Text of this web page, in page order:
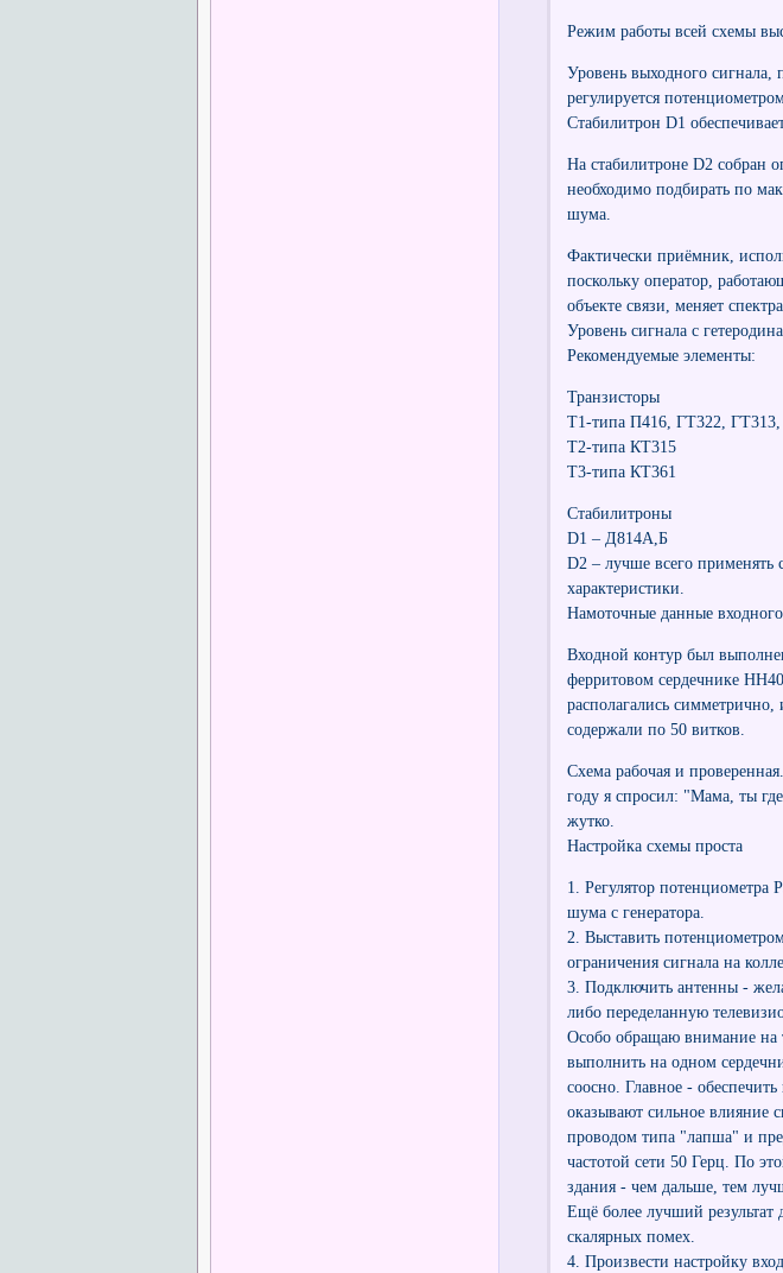
Режим работы всей схемы
Уровень выходного сигнала,
регулируется
Стабилитрон D1
На стабилитроне D2 собран
необходимо подбирать по
шума.
Фактически приёмник,
поскольку оператор,
объекте связи, меняет
Уровень сигнала с
Рекомендуемые элементы:
Транзисторы
Т1-типа П416, ГТ322, ГТ313,
Т2-типа КТ315
Т3-типа КТ361
Стабилитроны
D1 – Д814А,Б
D2 – лучше всего
характеристики.
Намоточные данные
Входной контур был
ферритовом сердечнике
располагались
содержали по 50 витков.
Схема рабочая и
году я спросил: "Мама, ты
жутко.
Настройка схемы проста
1. Регулятор потенциометра
шума с генератора.
2. Выставить
ограничения сигнала на
3. Подключить антенны -
либо переделанную
Особо обращаю внимание на
выполнить на одном
соосно. Главное -
оказывают сильное влияние
проводом типа "лапша" и
частотой сети 50 Герц. По
здания - чем дальше, тем
Ещё более лучший результат
скалярных помех.
4. Произвести настройку